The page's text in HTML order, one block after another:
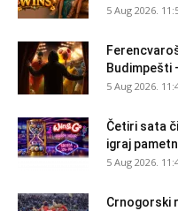
5 Aug 2026.
Budimpešti
5 Aug 2026.
Četiri sata
igraj
5 Aug 2026.
Crnogorski